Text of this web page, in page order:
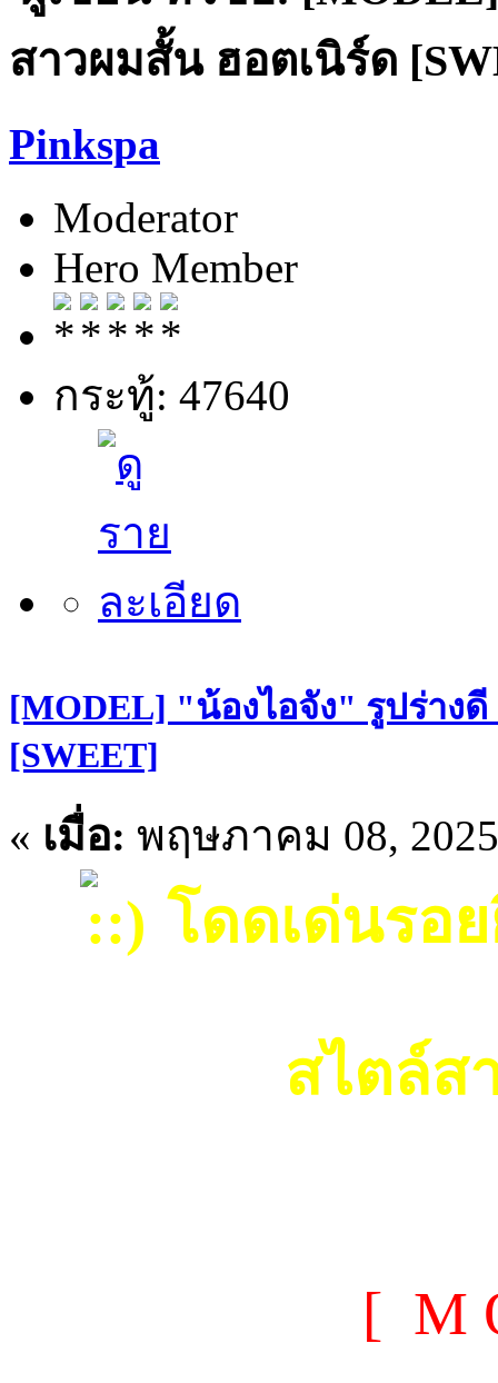
สาวผมสั้น ฮอตเนิร์ด
Pinkspa
Moderator
Hero Member
กระทู้: 47640
[MODEL] "น้องไอจัง" รูปร่าง
[SWEET]
« เมื่อ: พฤษภาคม 08,
โดดเด่นรอ
สไตล์ส
[ M